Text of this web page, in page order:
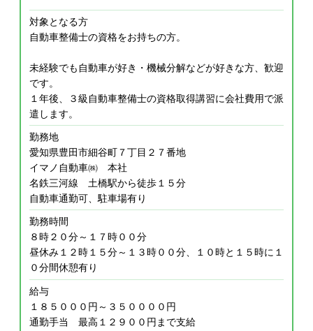
対象となる方
自動車整備士の資格をお持ちの方。
未経験でも自動車が好き・機械分解などが好きな方、歓迎
です。
１年後、３級自動車整備士の資格取得講習に会社費用で派
遣します。
勤務地
愛知県豊田市細谷町７丁目２７番地
イマノ自動車㈱ 本社
名鉄三河線 土橋駅から徒歩１５分
自動車通勤可、駐車場有り
勤務時間
８時２０分～１７時００分
昼休み１２時１５分～１３時００分、１０時と１５時に１
０分間休憩有り
給与
１８５０００円～３５００００円
通勤手当 最高１２９００円まで支給